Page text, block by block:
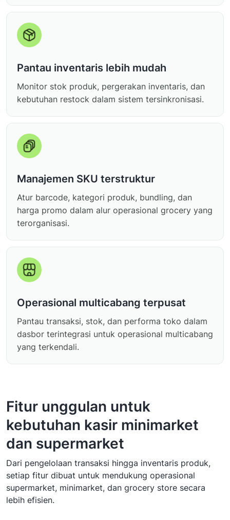
Pantau inventaris lebih mudah
Monitor stok produk, pergerakan inventaris, dan
kebutuhan restock dalam sistem tersinkronisasi.
Manajemen SKU terstruktur
Atur barcode, kategori produk, bundling, dan
harga promo dalam alur operasional grocery yang
terorganisasi.
Operasional multicabang terpusat
Pantau transaksi, stok, dan performa toko dalam
dasbor terintegrasi untuk operasional multicabang
yang terkendali.
Fitur unggulan untuk
kebutuhan kasir minimarket
dan supermarket
Dari pengelolaan transaksi hingga inventaris produk,
setiap fitur dibuat untuk mendukung operasional
supermarket, minimarket, dan grocery store secara
lebih efisien.